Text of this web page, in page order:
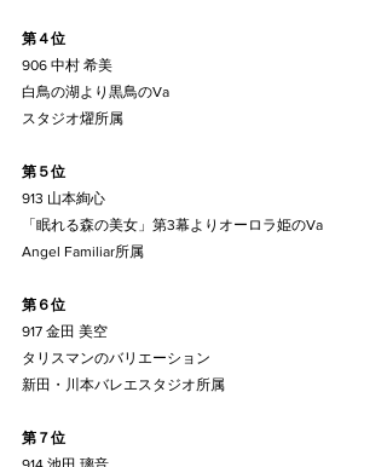
第４位
906 中村 希美
白鳥の湖より黒鳥のVa
スタジオ燿所属
第５位
913 山本絢心
「眠れる森の美女」第3幕よりオーロラ姫のVa
Angel Familiar所属
第６位
917 金田 美空
タリスマンのバリエーション
新田・川本バレエスタジオ所属
第７位